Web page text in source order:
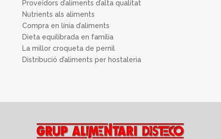
Proveïdors d’aliments d’alta qualitat
Nutrients als aliments
Compra en línia d’aliments
Dieta equilibrada en família
La millor croqueta de pernil
Distribució d’aliments per hostaleria